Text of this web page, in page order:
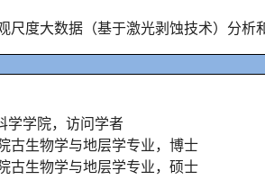
尺度大数据（基于激光剥蚀技术）分析
学学院，访问学者
古生物学与地层学专业，博士
古生物学与地层学专业，硕士